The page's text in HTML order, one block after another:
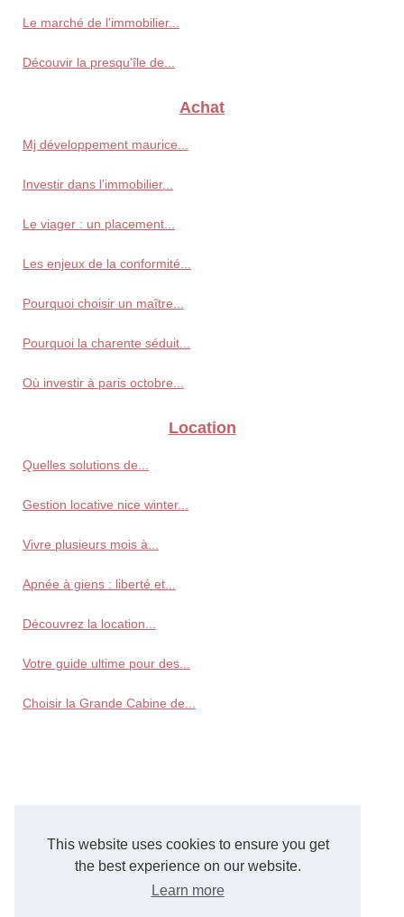
This website uses cookies to ensure you get
the best experience on our website.
Learn more
Le marché de l’immobilier...
Découvir la presqu'île de...
Achat
Mj développement maurice...
Investir dans l’immobilier...
Le viager : un placement...
Les enjeux de la conformité...
Pourquoi choisir un maître...
Pourquoi la charente séduit...
Où investir à paris octobre...
Location
Quelles solutions de...
Gestion locative nice winter...
Vivre plusieurs mois à...
Apnée à giens : liberté et...
Découvrez la location...
Votre guide ultime pour des...
Choisir la Grande Cabine de...